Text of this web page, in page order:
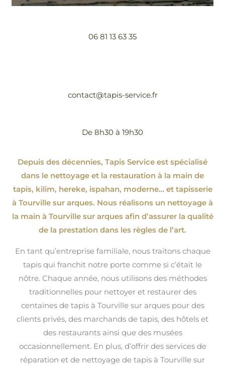
06 81 13 63 35
contact@tapis-service.fr
De 8h30 à 19h30
Depuis des décennies, Tapis Service est spécialisé
dans le nettoyage et la restauration à la main de
tapis, kilim, hereke, ispahan, moderne…et tapisserie
à Tourville sur arques. Nous réalisons un nettoyage à
la main à Tourville sur arques afin d’assurer la qualité
de la prestation dans les règles de l’art.
En tant qu’entreprise familiale, nous traitons chaque
tapis qui franchit notre porte comme si c’était le
nôtre. Chaque année, nous utilisons des méthodes
traditionnelles pour nettoyer et restaurer des
centaines de tapis à Tourville sur arques pour des
clients privés, des marchands de tapis, des hôtels et
des restaurants ainsi que des musées
occasionnellement. En plus, d’offrir des services de
réparation et de nettoyage de tapis à Tourville sur